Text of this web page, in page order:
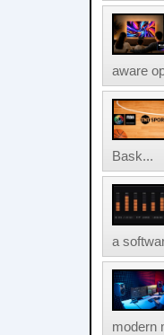
aware
Bask...
a
modern